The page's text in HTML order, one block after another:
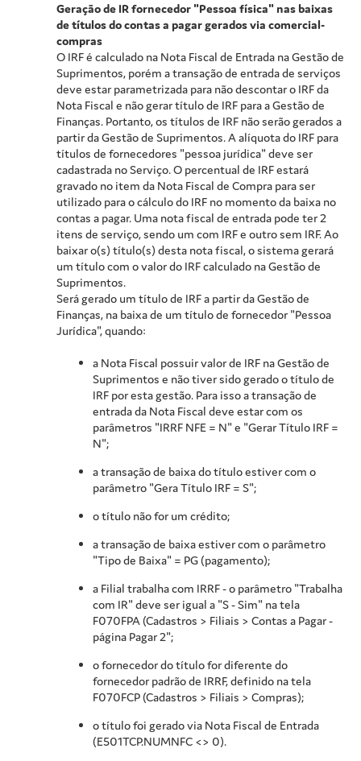
Geração de IR fornecedor "Pessoa física" nas baixas
de títulos do contas a pagar gerados via comercial-
compras
O IRF é calculado na Nota Fiscal de Entrada na Gestão de
Suprimentos, porém a transação de entrada de serviços
deve estar parametrizada para não descontar o IRF da
Nota Fiscal e não gerar título de IRF para a Gestão de
Finanças. Portanto, os títulos de IRF não serão gerados a
partir da Gestão de Suprimentos. A alíquota do IRF para
títulos de fornecedores "pessoa jurídica" deve ser
cadastrada no Serviço. O percentual de IRF estará
gravado no item da Nota Fiscal de Compra para ser
utilizado para o cálculo do IRF no momento da baixa no
contas a pagar. Uma nota fiscal de entrada pode ter 2
itens de serviço, sendo um com IRF e outro sem IRF. Ao
baixar o(s) título(s) desta nota fiscal, o sistema gerará
um título com o valor do IRF calculado na Gestão de
Suprimentos.
Será gerado um título de IRF a partir da Gestão de
Finanças, na baixa de um título de fornecedor "Pessoa
Jurídica", quando:
a Nota Fiscal possuir valor de IRF na Gestão de
Suprimentos e não tiver sido gerado o título de
IRF por esta gestão. Para isso a transação de
entrada da Nota Fiscal deve estar com os
parâmetros "IRRF NFE = N" e "Gerar Título IRF =
N";
a transação de baixa do título estiver com o
parâmetro "Gera Título IRF = S";
o título não for um crédito;
a transação de baixa estiver com o parâmetro
"Tipo de Baixa" = PG (pagamento);
a Filial trabalha com IRRF - o parâmetro "Trabalha
com IR" deve ser igual a "S - Sim" na tela
F070FPA (Cadastros > Filiais > Contas a Pagar -
página Pagar 2";
o fornecedor do título for diferente do
fornecedor padrão de IRRF, definido na tela
F070FCP (Cadastros > Filiais > Compras);
o título foi gerado via Nota Fiscal de Entrada
(E501TCP.NUMNFC <> 0).